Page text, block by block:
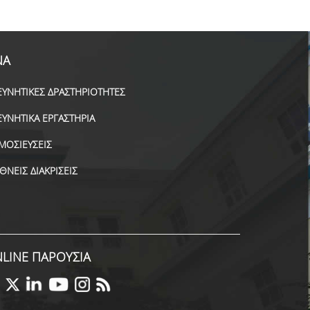
ΔΡΑΣΤΗΡΙΟΤΗΤΕΣ
ΕΡΓΑΣΤΗΡΙΑ
ΔΙΑΚΡΙΣΕΙΣ
ΠΑΡΟΥΣΙΑ